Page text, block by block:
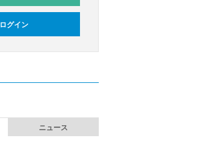
ログイン
ニュース